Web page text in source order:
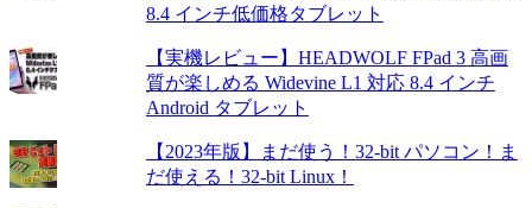
8.4 インチ低価格タブレット
【実機レビュー】HEADWOLF FPad 3 高画
質が楽しめる Widevine L1 対応 8.4 インチ
Android タブレット
【2023年版】まだ使う！32-bit パソコン！ま
だ使える！32-bit Linux！